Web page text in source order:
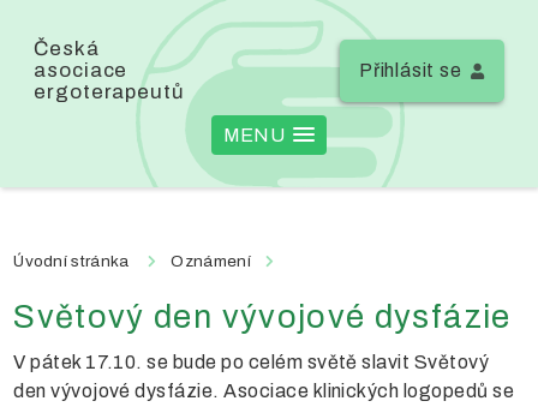
Česká
asociace
ergoterapeutů
Přihlásit se
MENU
Světový den vývojové dysfázie
V pátek 17.10. se bude po celém světě slavit Světový
den vývojové dysfázie. Asociace klinických logopedů se
Úvodní stránka Oznámení